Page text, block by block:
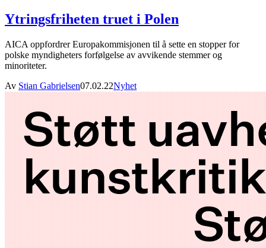
Ytringsfriheten truet i Polen
AICA oppfordrer Europakommisjonen til å sette en stopper for
polske myndigheters forfølgelse av avvikende stemmer og
minoriteter.
Av Stian Gabrielsen07.02.22Nyhet